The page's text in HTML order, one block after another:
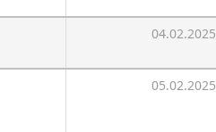
04.02.2025
05.02.2025